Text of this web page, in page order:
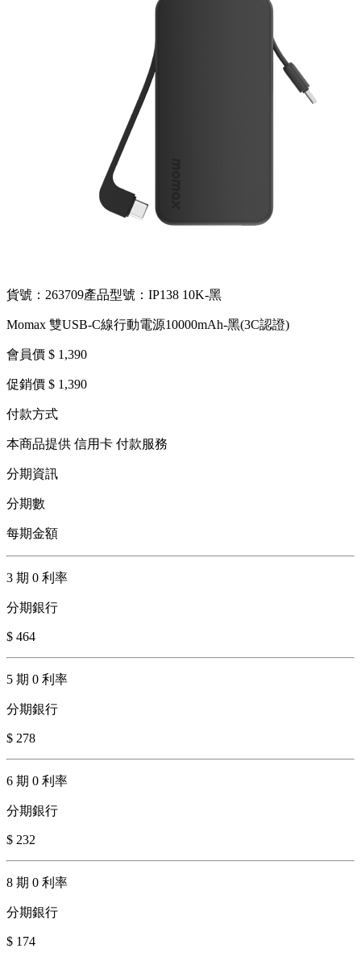
貨號：263709產品型號：IP138 10K-黑
Momax 雙USB-C線行動電源10000mAh-黑(3C認證)
會員價 $ 1,390
促銷價 $ 1,390
付款方式
本商品提供 信用卡 付款服務
分期資訊
分期數
每期金額
3 期 0 利率
分期銀行
$ 464
5 期 0 利率
分期銀行
$ 278
6 期 0 利率
分期銀行
$ 232
8 期 0 利率
分期銀行
$ 174